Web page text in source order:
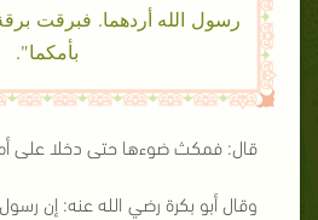
رسول الله أردهما. فبرقت
بأمكما".
قال: فمكث ضوءها حتى دخلا على
وقال أبو بكرة رضي الله عنه: إن